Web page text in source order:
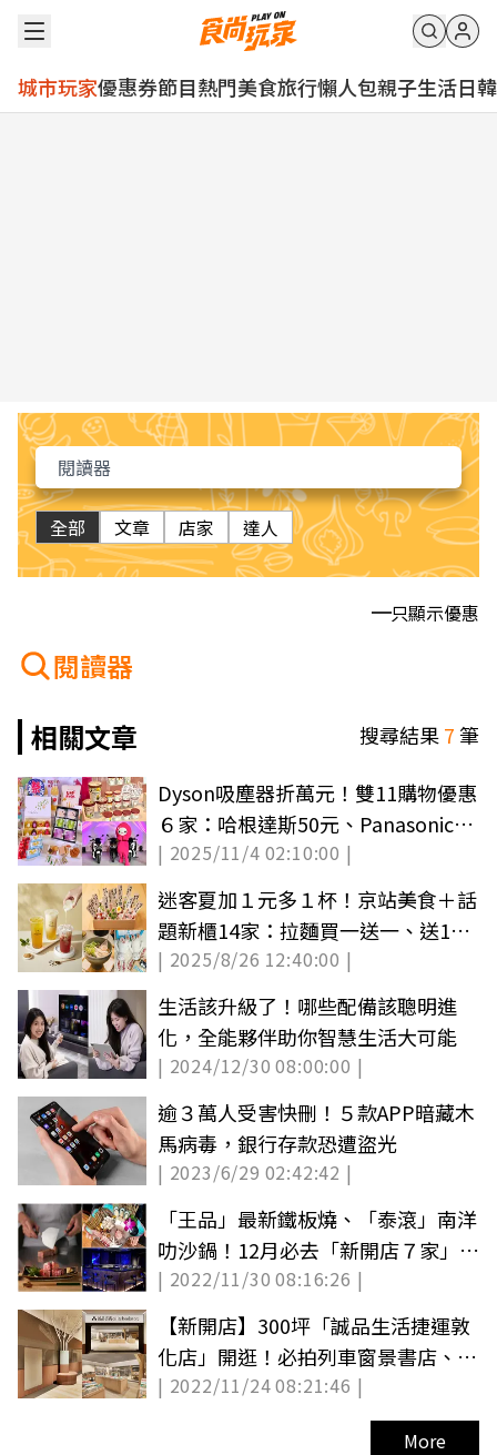
城市玩家優惠券節目熱門美食旅行懶人包親子生活日韓
全部 文章 店家 達人
只顯示優惠
閱讀器
相關文章
搜尋結果7筆
Dyson吸塵器折萬元！雙11購物優惠
６家：哈根達斯50元、Panasonic推
９折專區
| 2025/11/4 02:10:00 |
迷客夏加１元多１杯！京站美食＋話
題新櫃14家：拉麵買一送一、送100
元禮券
| 2025/8/26 12:40:00 |
生活該升級了！哪些配備該聰明進
化，全能夥伴助你智慧生活大可能
| 2024/12/30 08:00:00 |
逾３萬人受害快刪！５款APP暗藏木
馬病毒，銀行存款恐遭盜光
| 2023/6/29 02:42:42 |
「王品」最新鐵板燒、「泰滾」南洋
叻沙鍋！12月必去「新開店７家」快
收藏
| 2022/11/30 08:16:26 |
【新開店】300坪「誠品生活捷運敦
化店」開逛！必拍列車窗景書店、抽
iPhone
| 2022/11/24 08:21:46 |
More